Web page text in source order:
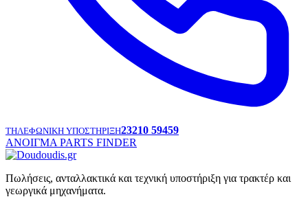
ΤΗΛΕΦΩΝΙΚΗ ΥΠΟΣΤΗΡΙΞΗ23210 59459
ΑΝΟΙΓΜΑ PARTS FINDER
Πωλήσεις, ανταλλακτικά και τεχνική υποστήριξη για τρακτέρ και
γεωργικά μηχανήματα.